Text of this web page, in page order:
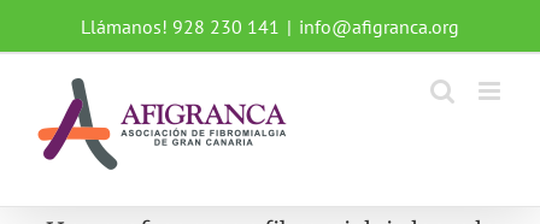
contenido
Llámanos! 928 230 141 | info@afigranca.org